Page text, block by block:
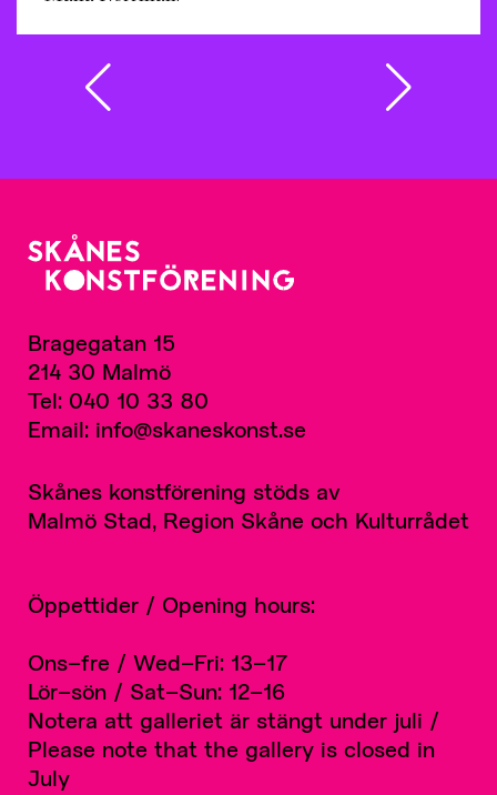
Bragegatan 15
214 30 Malmö
Tel: 040 10 33 80
Email: info@skaneskonst.se
Skånes konstförening stöds av
Malmö Stad, Region Skåne och Kulturrådet
Öppettider / Opening hours:
Ons–fre / Wed–Fri: 13–17
Lör–sön / Sat–Sun: 12–16
Notera att galleriet är stängt under juli /
Please note that the gallery is closed in
July